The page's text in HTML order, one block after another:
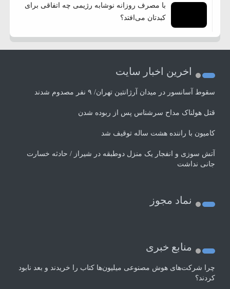
با مصرف روزانه نوشابه رژیمی چه اتفاقی برای
کبدتان می‌افتد؟
اخرین اخبار سایت
سقوط آسانسور در میدان آرژانتین تهران/ ۹ نفر مصدوم شدند
قتل هولناک مداح سرشناس پس از ربوده شدن
کامیون با راننده هشت ساله توقیف شد
آتش سوزی و انفجار یک منزل دوطبقه در شیراز / حادثه خسارت
جانی نداشت
نماد مجوز
منابع خبری
چرا شرکت‌های هوش مصنوعی میلیون‌ها کتاب را خریدند و بعد نابود
کردند؟